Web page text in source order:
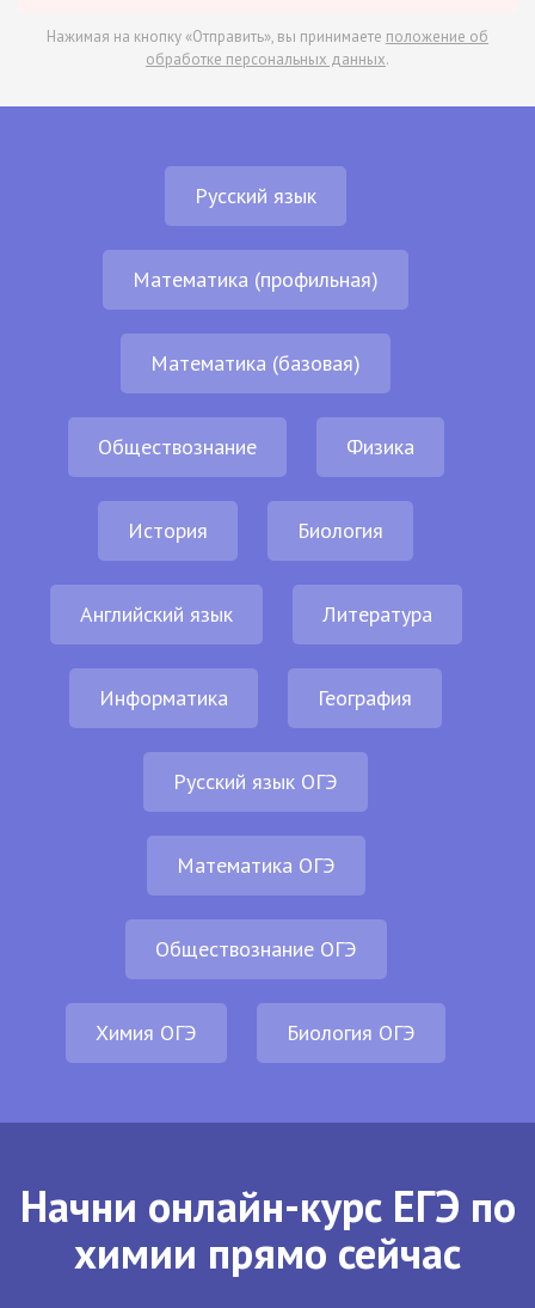
Нажимая на кнопку «Отправить», вы принимаете положение об
обработке персональных данных.
Русский язык
Математика (профильная)
Математика (базовая)
Обществознание Физика
История Биология
Английский язык Литература
Информатика География
Русский язык ОГЭ
Математика ОГЭ
Обществознание ОГЭ
Химия ОГЭ Биология ОГЭ
Начни онлайн-курс ЕГЭ по
химии прямо сейчас